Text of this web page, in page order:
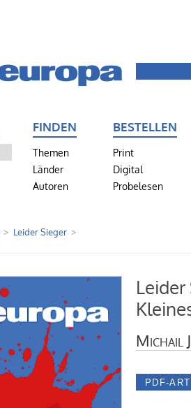
FINDEN
Themen
Länder
Autoren
BESTELLEN
Print
Digital
Probelesen
Leider Sieger
Leider
Michail